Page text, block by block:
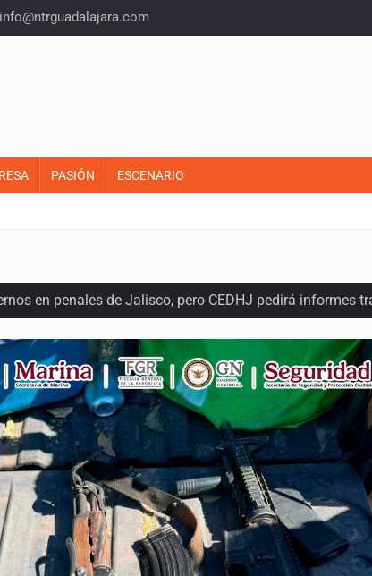
info@ntrguadalajara.com
PASIÓN ESCENARIO
en penales de Jalisco, pero CEDHJ pedirá informes
de diálogo con vecinos de Mirador San Isidro
armados
de pitbull en Zapopan
con peluches para exigir 'cobro de piso'
en San Miguel el Alto
de vínculos entre el gobierno de México y el
de Estado del Vaticano